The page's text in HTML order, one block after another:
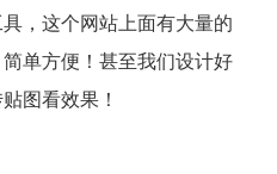
，这个网站上面有大量的
单方便！甚至我们设计好
图看效果！